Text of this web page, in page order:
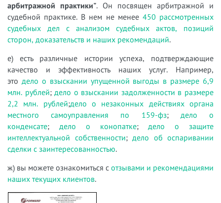
арбитражной практики". Он посвящен арбитражной и
судебной практике. В нем не менее 450 рассмотренных
судебных дел с анализом судебных актов, позиций
сторон, доказательств и наших рекомендаций.
е) есть различные истории успеха, подтверждающие
качество и эффективность наших услуг. Например,
это дело о взыскании упущенной выгоды в размере 6,9
млн. рублей;дело о взыскании задолженности в размере
2,2 млн. рублей;дело о незаконных действиях органа
местного самоуправления по 159-фз; дело о
конденсате; дело о конопатке;дело о защите
интеллектуальной собственности; дело об оспаривании
сделки с заинтересованностью.
ж) вы можете ознакомиться с отзывами и рекомендациями
наших текущих клиентов.